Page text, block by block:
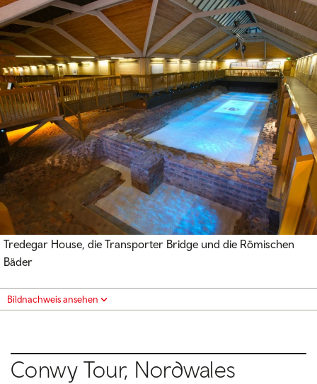
Tredegar House, die Transporter Bridge und die Römischen
Bäder
Bildnachweis ansehen
Conwy Tour, Nordwales